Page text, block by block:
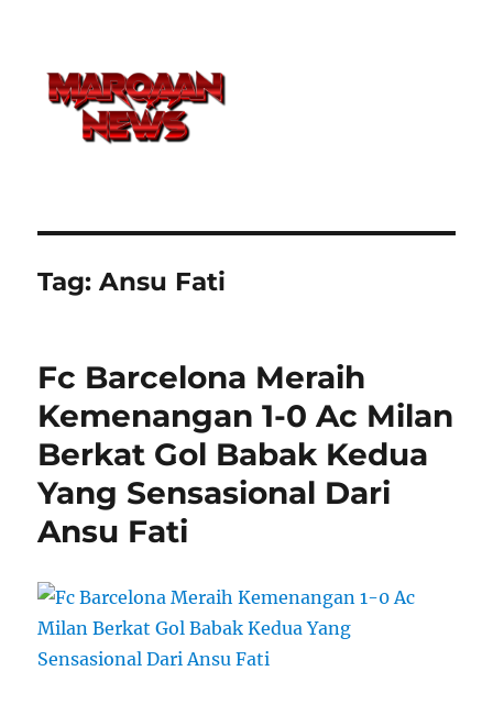
Tag:Ansu Fati
Fc Barcelona Meraih
Kemenangan 1-0 Ac Milan
Berkat Gol Babak Kedua
Yang Sensasional Dari
Ansu Fati